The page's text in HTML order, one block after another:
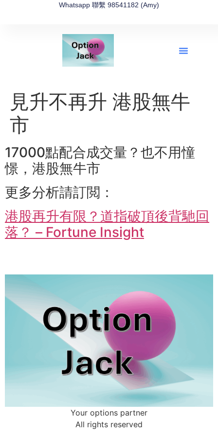
Whatsapp 聯繫 98541182 (Amy)
見升不再升 港股無牛
市
17000點配合成交量？也不用憧
憬，港股無牛市
更多分析請訂閲：
港股再升有限？道指破頂後背馳回
落？ – Fortune Insight
Your options partner
All rights reserved